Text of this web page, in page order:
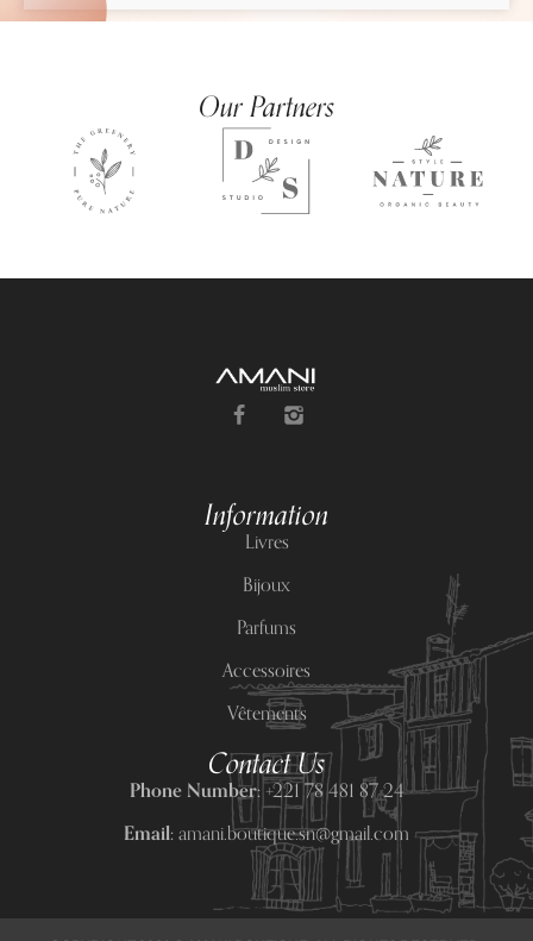
Our Partners
Information
Livres
Bijoux
Parfums
Accessoires
Vêtements
Contact Us
Phone Number:+221 78 481 87 24
Email:amani.boutique.sn@gmail.com